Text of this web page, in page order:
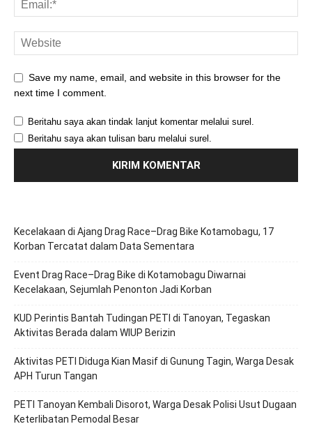
Save my name, email, and website in this browser for the
next time I comment.
Beritahu saya akan tindak lanjut komentar melalui surel.
Beritahu saya akan tulisan baru melalui surel.
Kecelakaan di Ajang Drag Race–Drag Bike Kotamobagu, 17
Korban Tercatat dalam Data Sementara
Event Drag Race–Drag Bike di Kotamobagu Diwarnai
Kecelakaan, Sejumlah Penonton Jadi Korban
KUD Perintis Bantah Tudingan PETI di Tanoyan, Tegaskan
Aktivitas Berada dalam WIUP Berizin
Aktivitas PETI Diduga Kian Masif di Gunung Tagin, Warga Desak
APH Turun Tangan
PETI Tanoyan Kembali Disorot, Warga Desak Polisi Usut Dugaan
Keterlibatan Pemodal Besar